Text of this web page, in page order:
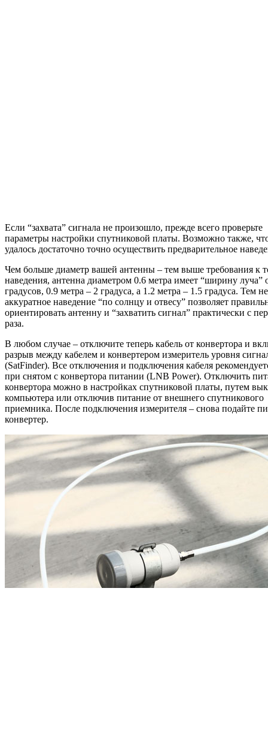
Если “захвата” сигнала не произошло, прежде всего проверьте
параметры настройки спутниковой платы. Возможно также,
удалось достаточно точно осуществить предварительное
Чем больше диаметр вашей антенны – тем выше требования к
наведения, антенна диаметром 0.6 метра имеет “ширину луча”
градусов, 0.9 метра – 2 градуса, а 1.2 метра – 1.5 градуса. Тем
аккуратное наведение “по солнцу и отвесу” позволяет
ориентировать антенну и “захватить сигнал” практически с
раза.
В любом случае – отключите теперь кабель от конвертора и
разрыв между кабелем и конвертером измеритель уровня
(SatFinder). Все отключения и подключения кабеля
при снятом с конвертора питании (LNB Power). Отключить
конвертора можно в настройках спутниковой платы, путем
компьютера или отключив питание от внешнего спутникового
приемника. После подключения измерителя – снова подайте
конвертер.